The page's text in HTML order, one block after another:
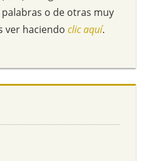
o de otras muy
ver haciendo clic aquí.